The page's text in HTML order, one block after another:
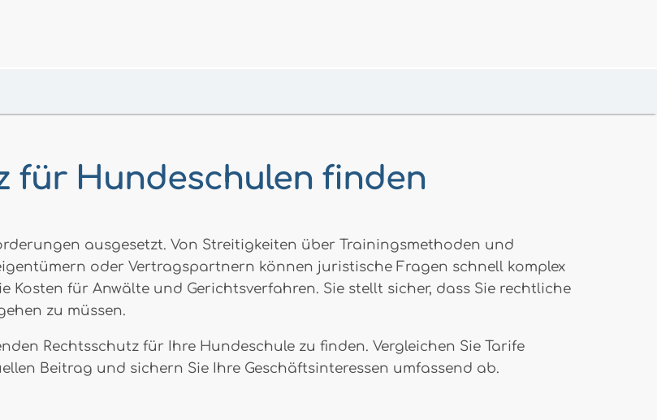
für Hundeschulen finden
ausgesetzt. Von Streitigkeiten über Trainingsmethoden und
oder Vertragspartnern können juristische Fragen schnell komplex
Kosten für Anwälte und Gerichtsverfahren. Sie stellt sicher, dass Sie rechtliche
zu müssen.
Rechtsschutz für Ihre Hundeschule zu finden. Vergleichen Sie Tarife
Beitrag und sichern Sie Ihre Geschäftsinteressen umfassend ab.